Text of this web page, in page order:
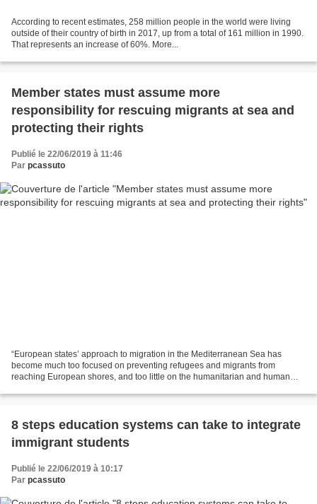
According to recent estimates, 258 million people in the world were living
outside of their country of birth in 2017, up from a total of 161 million in 1990.
That represents an increase of 60%. More...
Member states must assume more
responsibility for rescuing migrants at sea and
protecting their rights
Publié le 22/06/2019 à 11:46
Par pcassuto
“European states’ approach to migration in the Mediterranean Sea has
become much too focused on preventing refugees and migrants from
reaching European shores, and too little on the humanitarian and human
8 steps education systems can take to integrate
immigrant students
Publié le 22/06/2019 à 10:17
Par pcassuto